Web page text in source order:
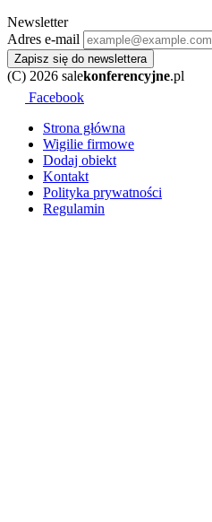
Newsletter
Adres e-mail
Zapisz się do newslettera
(C) 2026 salekonferencyjne.pl
Facebook
Strona główna
Wigilie firmowe
Dodaj obiekt
Kontakt
Polityka prywatności
Regulamin